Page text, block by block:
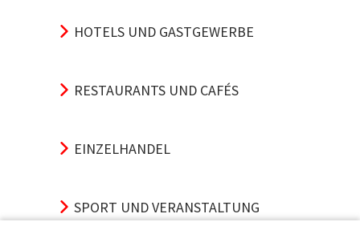
HOTELS UND GASTGEWERBE
RESTAURANTS UND CAFÉS
EINZELHANDEL
SPORT UND VERANSTALTUNG